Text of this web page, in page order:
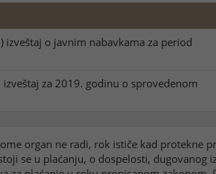
o javnim nabavkama za period
za 2019. godinu o sprovedenom
organ ne radi, rok ističe kad protekne
se u plaćanju, o dospelosti, dugovanog